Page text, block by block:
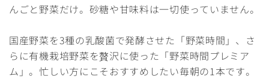
んごと野菜だけ。砂糖や甘味料は一切使っていません。
国産野菜を3種の乳酸菌で発酵させた「野菜時間」、さ
らに有機栽培野菜を贅沢に使った「野菜時間プレミア
ム」。忙しい方にこそおすすめしたい毎朝の1本です。